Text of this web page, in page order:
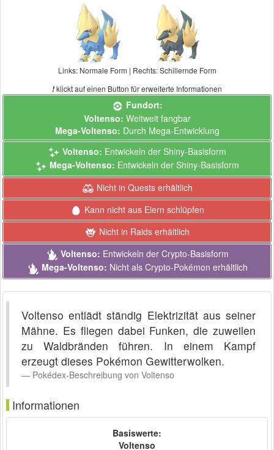
Links: Normale Form | Rechts: Schillernde Form
!klickt auf einen Button für erweiterte Informationen
Fundort:
Voltenso: Weltweit fangbar
Mega-Voltenso: Durch Mega-Entwicklung
Voltenso: Entwickeln der Shiny-Basisform
Mega-Voltenso: Entwickeln der Shiny-Basisform
Nicht in Quests erhältlich
Kann nicht aus Eiern schlüpfen
Nicht in Raids erhältlich
Voltenso: Entwickeln der Crypto-Basisform
Mega-Voltenso: Nicht als Crypto-Pokémon erhältlich
Voltenso entlädt ständig Elektrizität aus seiner
Mähne. Es fliegen dabei Funken, die zuweilen
zu Waldbränden führen. In einem Kampf
erzeugt dieses Pokémon Gewitterwolken.
Pokédex-Beschreibung von Voltenso
Informationen
Basiswerte:
Voltenso